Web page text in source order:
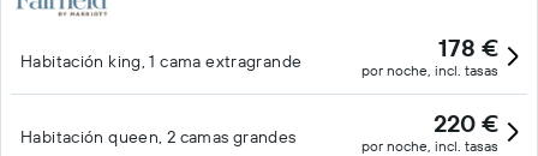
Habitación king, 1 cama extragrande 178 €
por noche, incl. tasas
Habitación queen, 2 camas grandes 220 €
por noche, incl. tasas